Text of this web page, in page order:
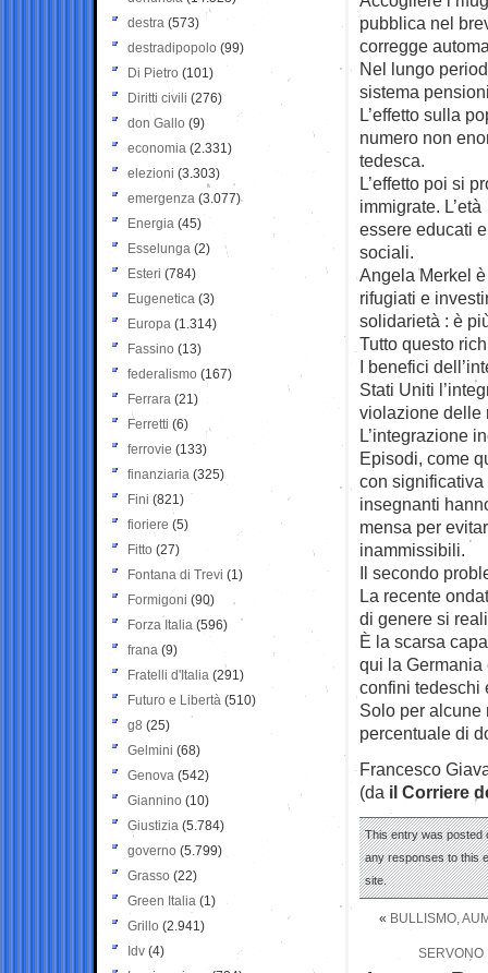
pubblica nel
corregge
Nel lungo
sistema
L’effetto sulla
numero non
tedesca.
L’effetto poi si
immigrate.
essere educati
sociali.
Angela Merkel
rifugiati e
solidarietà : è
Tutto questo
I benefici
Stati Uniti
violazione delle
L’integrazione
Episodi, come
con
insegnanti
mensa per
inammissibili.
Il secondo
La recente
di genere si
È la scarsa
qui la
confini tedeschi
Solo per alcune
percentuale di
Francesco
(da il Corriere
This entry was posted
any responses to this
site.
« BULLISMO,
SERVONO
destra (573)
destradipopolo (99)
Di Pietro (101)
Diritti civili (276)
don Gallo (9)
economia (2.331)
elezioni (3.303)
emergenza (3.077)
Energia (45)
Esselunga (2)
Esteri (784)
Eugenetica (3)
Europa (1.314)
Fassino (13)
federalismo (167)
Ferrara (21)
Ferretti (6)
ferrovie (133)
finanziaria (325)
Fini (821)
fioriere (5)
Fitto (27)
Fontana di Trevi (1)
Formigoni (90)
Forza Italia (596)
frana (9)
Fratelli d'Italia (291)
Futuro e Libertà (510)
g8 (25)
Gelmini (68)
Genova (542)
Giannino (10)
Giustizia (5.784)
governo (5.799)
Grasso (22)
Green Italia (1)
Grillo (2.941)
Idv (4)